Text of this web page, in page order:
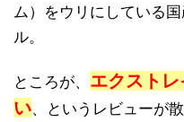
ム）をウリにしている
ル。
ところが、 エクスト
い、というレビューが